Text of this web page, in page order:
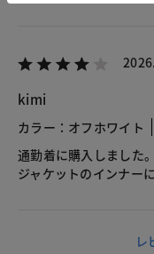
kimi
カラー：オフホワイト
通勤着に購入しました。
ジャケットのインナー
レ